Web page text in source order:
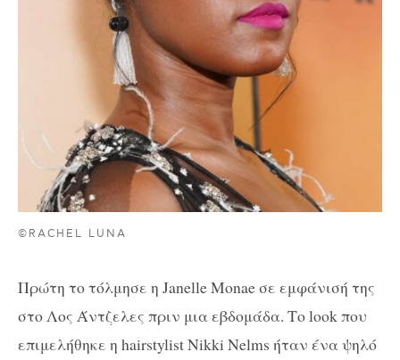
©RACHEL LUNA
Πρώτη το τόλμησε η Janelle Monae σε εμφάνισή της
στο Λος Άντζελες πριν μια εβδομάδα. Το look που
επιμελήθηκε η hairstylist Nikki Nelms ήταν ένα ψηλό